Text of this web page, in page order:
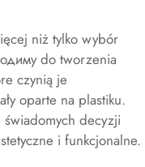
niż tylko wybór
do tworzenia
czynią je
oparte na plastiku.
decyzji
i funkcjonalne.